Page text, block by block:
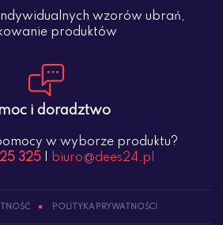
wzorów ubrań,
produktów
i doradztwo
w wyborze produktu?
325| biuro@dees24.pl
POLITYKA PRYWATNOŚCI